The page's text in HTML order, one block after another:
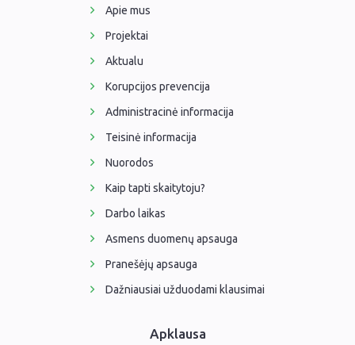
Apie mus
Projektai
Aktualu
Korupcijos prevencija
Administracinė informacija
Teisinė informacija
Nuorodos
Kaip tapti skaitytoju?
Darbo laikas
Asmens duomenų apsauga
Pranešėjų apsauga
Dažniausiai užduodami klausimai
Apklausa